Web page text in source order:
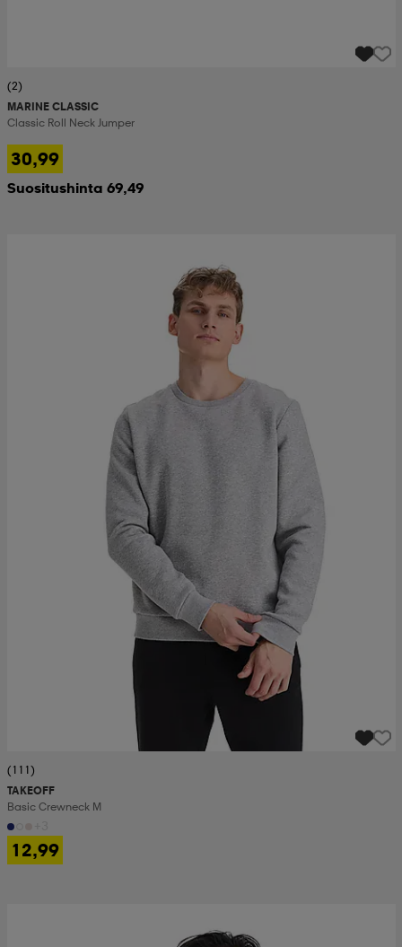
(2)
MARINE CLASSIC
Classic Roll Neck Jumper
30,99
Suositushinta 69,49
(111)
TAKEOFF
Basic Crewneck M
12,99